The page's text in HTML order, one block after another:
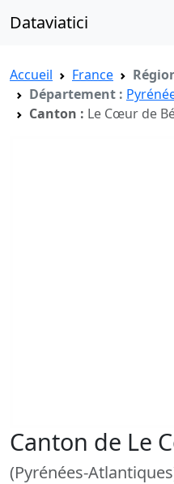
Dataviatici
Accueil France
Département :
Canton : Le Cœur de
Canton de Le
(Pyrénées-